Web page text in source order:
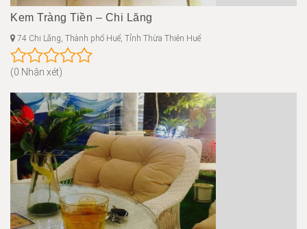
Kem Tràng Tiền – Chi Lăng
74 Chi Lăng, Thành phố Huế, Tỉnh Thừa Thiên Huế
(0 Nhận xét)